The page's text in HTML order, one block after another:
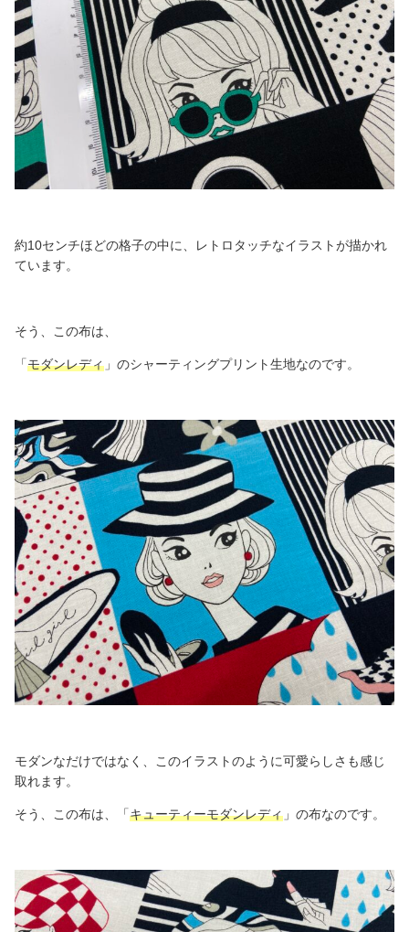
約10センチほどの格子の中に、レトロタッチなイラストが描かれ
ています。
そう、この布は、
「モダンレディ 」のシャーティングプリント生地なのです。
モダンなだけではなく、このイラストのように可愛らしさも感じ
取れます。
そう、この布は、「キューティーモダンレディ 」の布なのです。